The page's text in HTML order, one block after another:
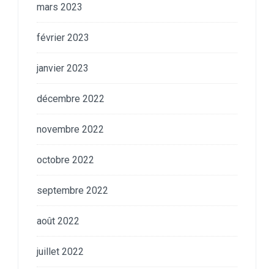
mars 2023
février 2023
janvier 2023
décembre 2022
novembre 2022
octobre 2022
septembre 2022
août 2022
juillet 2022